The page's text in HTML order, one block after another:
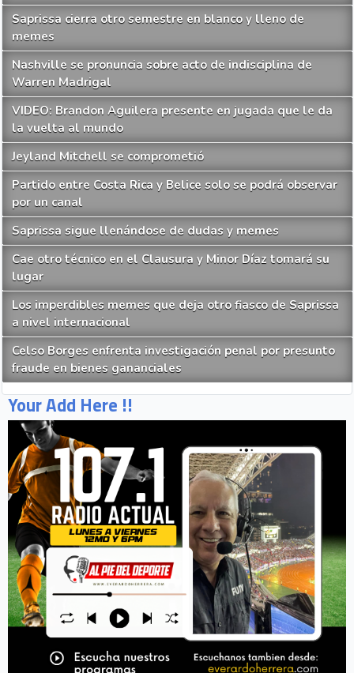
Saprissa cierra otro semestre en blanco y lleno de
memes
Nashville se pronuncia sobre acto de indisciplina de
Warren Madrigal
VIDEO: Brandon Aguilera presente en jugada que le da
la vuelta al mundo
Jeyland Mitchell se comprometió
Partido entre Costa Rica y Belice solo se podrá observar
por un canal
Saprissa sigue llenándose de dudas y memes
Cae otro técnico en el Clausura y Minor Díaz tomará su
lugar
Los imperdibles memes que deja otro fiasco de Saprissa
a nivel internacional
Celso Borges enfrenta investigación penal por presunto
fraude en bienes gananciales
Your Add Here !!